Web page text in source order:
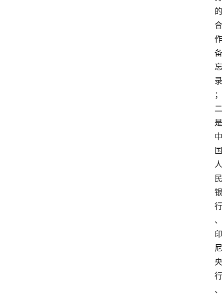
的
合
作
备
忘
录
；
二
是
中
国
人
民
银
行
、
印
尼
央
行
、